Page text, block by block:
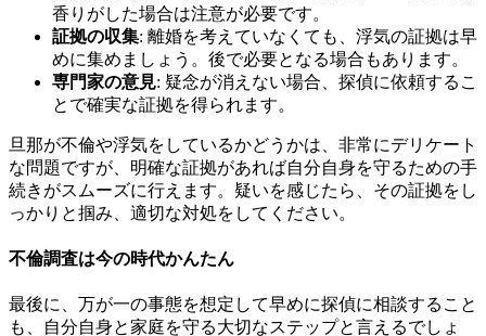
香りがした場合は注意が必要です。
証拠の収集: 離婚を考えていなくても、浮気の証拠は早
めに集めましょう。後で必要となる場合もあります。
専門家の意見: 疑念が消えない場合、探偵に依頼するこ
とで確実な証拠を得られます。
旦那が不倫や浮気をしているかどうかは、非常にデリケート
な問題ですが、明確な証拠があれば自分自身を守るための手
続きがスムーズに行えます。疑いを感じたら、その証拠をし
っかりと掴み、適切な対処をしてください。
不倫調査は今の時代かんたん
最後に、万が一の事態を想定して早めに探偵に相談すること
も、自分自身と家庭を守る大切なステップと言えるでしょ